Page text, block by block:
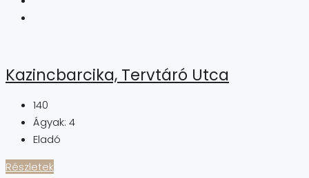
Kazincbarcika, Tervtáró Utca
140
Ágyak: 4
Eladó
Részletek